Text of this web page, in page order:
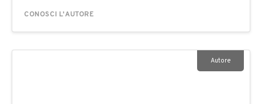
CONOSCI L'AUTORE
Autore